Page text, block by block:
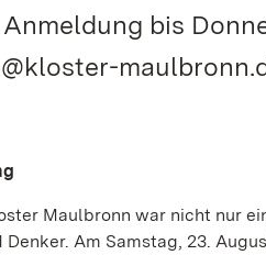
bis
Maulbronn war nicht nur
Am Samstag, 23.